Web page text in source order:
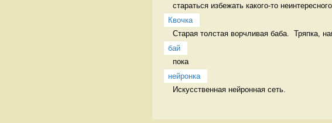
стараться избежать какого-то
Квочка
Старая толстая ворчливая баба.  Тряпка,
бай
пока
нейронка
Искусственная нейронная сеть.